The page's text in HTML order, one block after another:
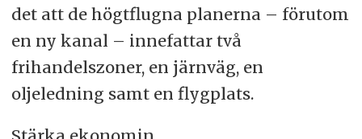
det att de högtflugna planerna – förutom
en ny kanal – innefattar två
frihandelszoner, en järnväg, en
oljeledning samt en flygplats.